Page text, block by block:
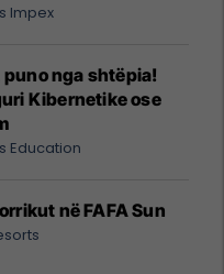
Impex
nga shtëpia!
Kibernetike ose
Education
në FAFA Sun